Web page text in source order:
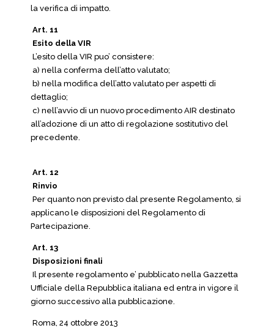
la verifica di impatto.
Art. 11
Esito della VIR
L’esito della VIR puo’ consistere:
a) nella conferma dell’atto valutato;
b) nella modifica dell’atto valutato per aspetti di
dettaglio;
c) nell’avvio di un nuovo procedimento AIR destinato
all’adozione di un atto di regolazione sostitutivo del
precedente.
Art. 12
Rinvio
Per quanto non previsto dal presente Regolamento, si
applicano le disposizioni del Regolamento di
Partecipazione.
Art. 13
Disposizioni finali
Il presente regolamento e’ pubblicato nella Gazzetta
Ufficiale della Repubblica italiana ed entra in vigore il
giorno successivo alla pubblicazione.
Roma, 24 ottobre 2013